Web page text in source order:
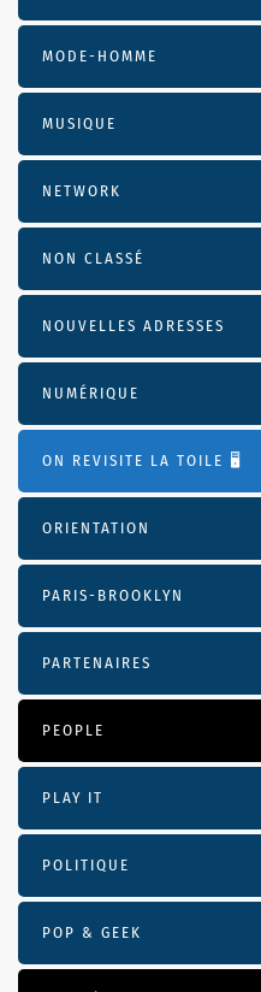
MODE-HOMME
MUSIQUE
NETWORK
NON CLASSÉ
NOUVELLES ADRESSES
NUMÉRIQUE
ON REVISITE LA TOILE 🖥️
ORIENTATION
PARIS-BROOKLYN
PARTENAIRES
PEOPLE
PLAY IT
POLITIQUE
POP & GEEK